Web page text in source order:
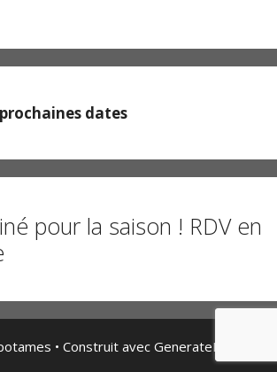
dates
pour la saison ! RDV en
• Construit avec GeneratePress